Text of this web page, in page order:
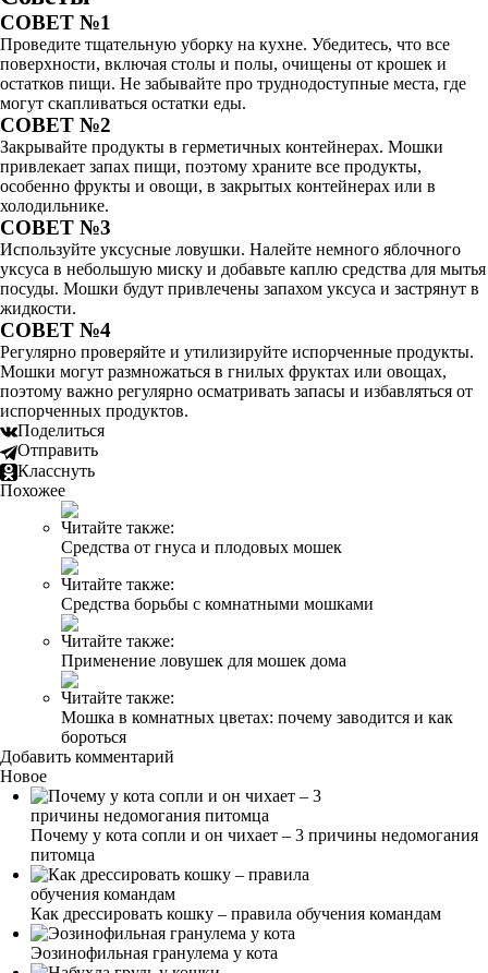
СОВЕТ №1
Проведите тщательную уборку на кухне. Убедитесь, что все
поверхности, включая столы и полы, очищены от крошек и
остатков пищи. Не забывайте про труднодоступные места, где
могут скапливаться остатки еды.
СОВЕТ №2
Закрывайте продукты в герметичных контейнерах. Мошки
привлекает запах пищи, поэтому храните все продукты,
особенно фрукты и овощи, в закрытых контейнерах или в
холодильнике.
СОВЕТ №3
Используйте уксусные ловушки. Налейте немного яблочного
уксуса в небольшую миску и добавьте каплю средства для мытья
посуды. Мошки будут привлечены запахом уксуса и застрянут в
жидкости.
СОВЕТ №4
Регулярно проверяйте и утилизируйте испорченные продукты.
Мошки могут размножаться в гнилых фруктах или овощах,
поэтому важно регулярно осматривать запасы и избавляться от
испорченных продуктов.
Поделиться
Отправить
Класснуть
Похожее
Читайте также:
Средства от гнуса и плодовых мошек
Читайте также:
Средства борьбы с комнатными мошками
Читайте также:
Применение ловушек для мошек дома
Читайте также:
Мошка в комнатных цветах: почему заводится и как
бороться
Добавить комментарий
Новое
Почему у кота сопли и он чихает – 3 причины недомогания
питомца
Как дрессировать кошку – правила обучения командам
Эозинофильная гранулема у кота